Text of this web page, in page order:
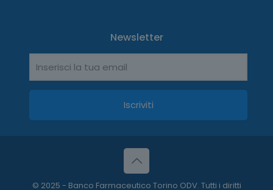
Newsletter
© 2025 - Banco Farmaceutico Torino ODV. Tutti i diritti